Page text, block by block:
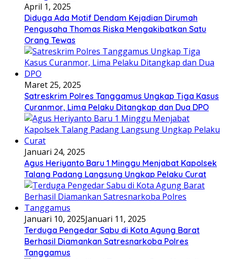
April 1, 2025
Diduga Ada Motif Dendam Kejadian Dirumah
Pengusaha Thomas Riska Mengakibatkan Satu
Orang Tewas
Maret 25, 2025
Satreskrim Polres Tanggamus Ungkap Tiga Kasus
Curanmor, Lima Pelaku Ditangkap dan Dua DPO
Januari 24, 2025
Agus Heriyanto Baru 1 Minggu Menjabat Kapolsek
Talang Padang Langsung Ungkap Pelaku Curat
Januari 10, 2025Januari 11, 2025
Terduga Pengedar Sabu di Kota Agung Barat
Berhasil Diamankan Satresnarkoba Polres
Tanggamus